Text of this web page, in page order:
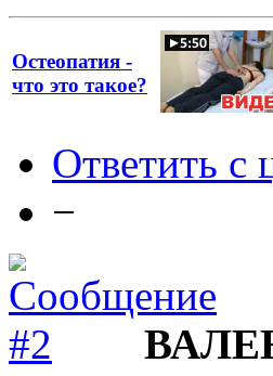
Остеопатия -
что это такое?
Ответить с
−